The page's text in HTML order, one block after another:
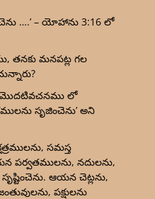
….’ – యోహాను 3:16 లో
తనకు మనపట్ల గల
మొదటివచనము లో
సృజించెను’ అని
సమస్త
పర్వతములను, నదులను,
ఆయన చెట్లను,
పక్షులను